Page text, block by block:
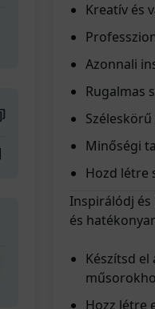
Kreatív és
Azonnali
Rugalmas
Minőségi
Hozd létre
Inspirálódj
és
Készítsd
Hozz létre